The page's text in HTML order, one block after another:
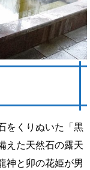
をくりぬいた「黒
えた天然石の露天
神と卯の花姫が男